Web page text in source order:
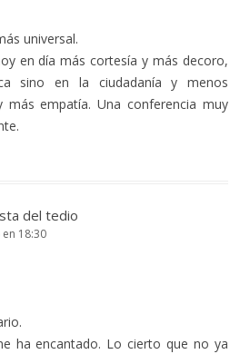
universal.
en día más cortesía y más decoro,
sino en la ciudadanía y menos
más empatía. Una conferencia muy
del tedio
18:30
ha encantado. Lo cierto que no ya